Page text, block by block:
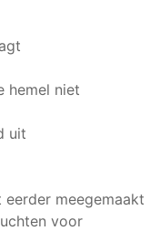
hemel niet
uit
meegemaakt
voor